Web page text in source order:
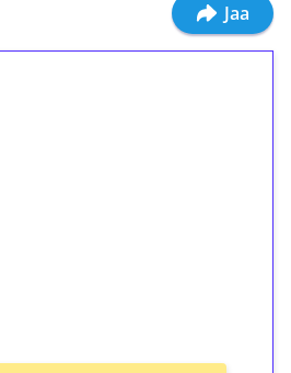
Jaa